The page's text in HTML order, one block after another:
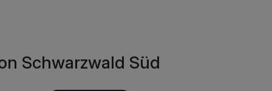
Schwarzwald Süd